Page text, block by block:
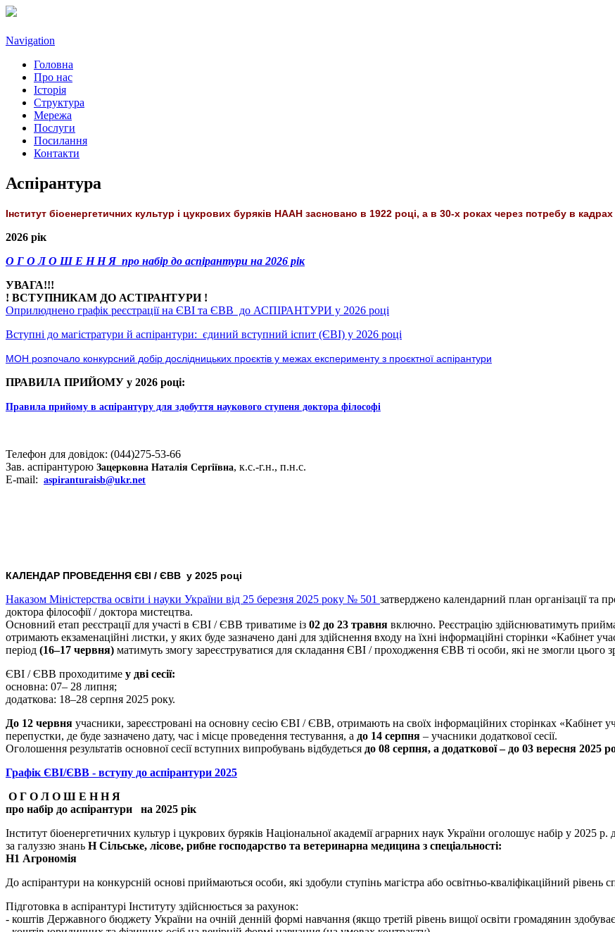
Navigation
Головна
Про нас
Історія
Структура
Мережа
Послуги
Посилання
Контакти
Аспірантура
Інститут біоенергетичних культур і цукрових буряків НААН засновано в 1922 році, а в 30-х роках через потребу в кадрах
2026 рік
О Г О Л О Ш Е Н Н Я про набір до аспірантури на 2026 рік
УВАГА!!!
! ВСТУПНИКАМ ДО АСТІРАНТУРИ !
Оприлюднено графік реєстрації на ЄВІ та ЄВВ до АСПІРАНТУРИ у 2026 році
Вступні до магістратури й аспірантури: єдиний вступний іспит (ЄВІ) у 2026 році
МОН розпочало конкурсний добір дослідницьких проєктів у межах експерименту з проєктної аспірантури
ПРАВИЛА ПРИЙОМУ у 2026 році:
Правила прийому в аспірантуру для здобуття наукового ступеня доктора філософі
Телефон для довідок: (044)275-53-66
Зав. аспірантурою Зацерковна Наталія Сергіївна, к.с.-г.н., п.н.с.
E-mail: aspiranturaisb@ukr.net
КАЛЕНДАР ПРОВЕДЕННЯ ЄВІ / ЄВВ у 2025 році
Наказом Міністерства освіти і науки України від 25 березня 2025 року № 501 затверджено календарний план організації та
доктора філософії / доктора мистецтва.
Основний етап реєстрації для участі в ЄВІ / ЄВВ триватиме із 02 до 23 травня включно. Реєстрацію здійснюватимуть
отримають екзаменаційні листки, у яких буде зазначено дані для здійснення входу на їхні інформаційні сторінки «Кабінет
період (16–17 червня) матимуть змогу зареєструватися для складання ЄВІ / проходження ЄВВ ті особи, які не змогли цього
ЄВІ / ЄВВ проходитиме у дві сесії:
основна: 07– 28 липня;
додаткова: 18–28 серпня 2025 року.
До 12 червня учасники, зареєстровані на основну сесію ЄВІ / ЄВВ, отримають на своїх інформаційних сторінках «Кабінет
перепустки, де буде зазначено дату, час і місце проведення тестування, а до 14 серпня – учасники додаткової сесії.
Оголошення результатів основної сесії вступних випробувань відбудеться до 08 серпня, а додаткової – до 03 вересня 2025
Графік ЄВІ/ЄВВ - вступу до аспірантури 2025
О Г О Л О Ш Е Н Н Я
про набір до аспірантури на 2025 рік
Інститут біоенергетичних культур і цукрових буряків Національної академії аграрних наук України оголошує набір у 2025
за галуззю знань Н Сільське, лісове, рибне господарство та ветеринарна медицина з спеціальності:
Н1 Агрономія
До аспірантури на конкурсній основі приймаються особи, які здобули ступінь магістра або освітньо-кваліфікаційний рівень
Підготовка в аспірантурі Інституту здійснюється за рахунок:
- коштів Державного бюджету України на очній денній формі навчання (якщо третій рівень вищої освіти громадянин